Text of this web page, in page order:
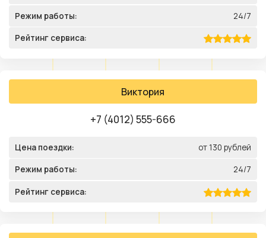
Режим работы: 24/7
Рейтинг сервиса:
Виктория
+7 (4012) 555-666
Цена поездки: от 130 рублей
Режим работы: 24/7
Рейтинг сервиса: